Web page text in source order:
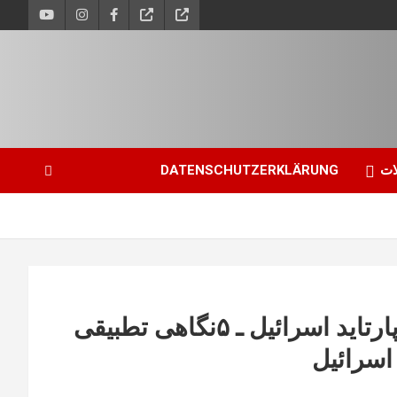
DATENSCHUTZERKLÄRUNG
مسئله‌ی فلسطین، تهاجم به غزه و آپارتاید اسرائیل ـ ۵‏نگاهی تطبیقی